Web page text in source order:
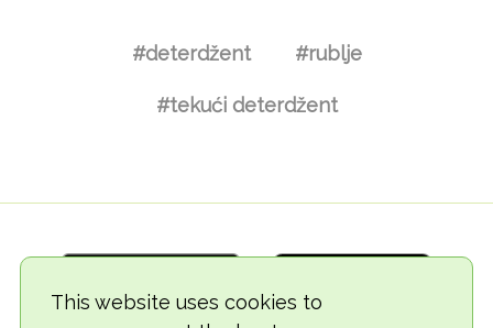
This website uses cookies to
#deterdžent #rublje
#tekući deterdžent